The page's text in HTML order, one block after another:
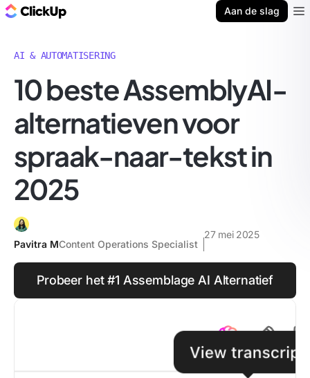
Aan de slag
AI & AUTOMATISERING
10 beste AssemblyAI-
alternatieven voor
spraak-naar-tekst in
2025
Pavitra MContent Operations Specialist
27 mei 2025
Probeer het #1 Assemblage AI Alternatief